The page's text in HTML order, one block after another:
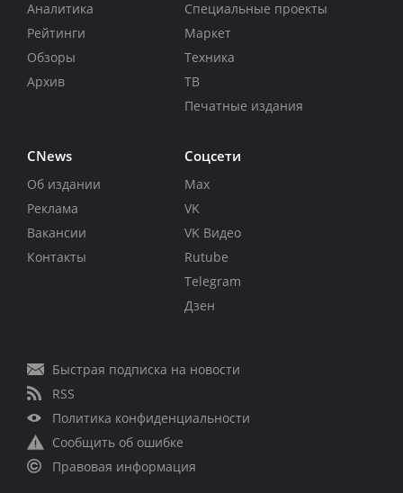
Аналитика
Рейтинги
Обзоры
Архив
Специальные проекты
Маркет
Техника
ТВ
Печатные издания
CNews
Об издании
Реклама
Вакансии
Контакты
Соцсети
Max
VK
VK Видео
Rutube
Telegram
Дзен
Быстрая подписка на новости
RSS
Политика конфиденциальности
Сообщить об ошибке
Правовая информация